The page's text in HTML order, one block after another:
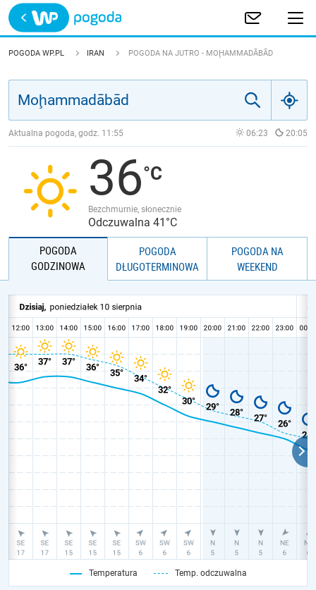
Trwa ładowanie
POLSKA
JAKOŚĆ POWIETRZA
POGODA WP.PL IRAN POGODA NA JUTRO - MOḨAMMADĀBĀD
Aktualna pogoda, godz. 11:55 06:23 20:05
36
Bezchmurnie, słonecznie
Odczuwalna 41°C
POGODA
GODZINOWA
POGODA
DŁUGOTERMINOWA
POGODA NA
WEEKEND
Temperatura Temp. odczuwalna